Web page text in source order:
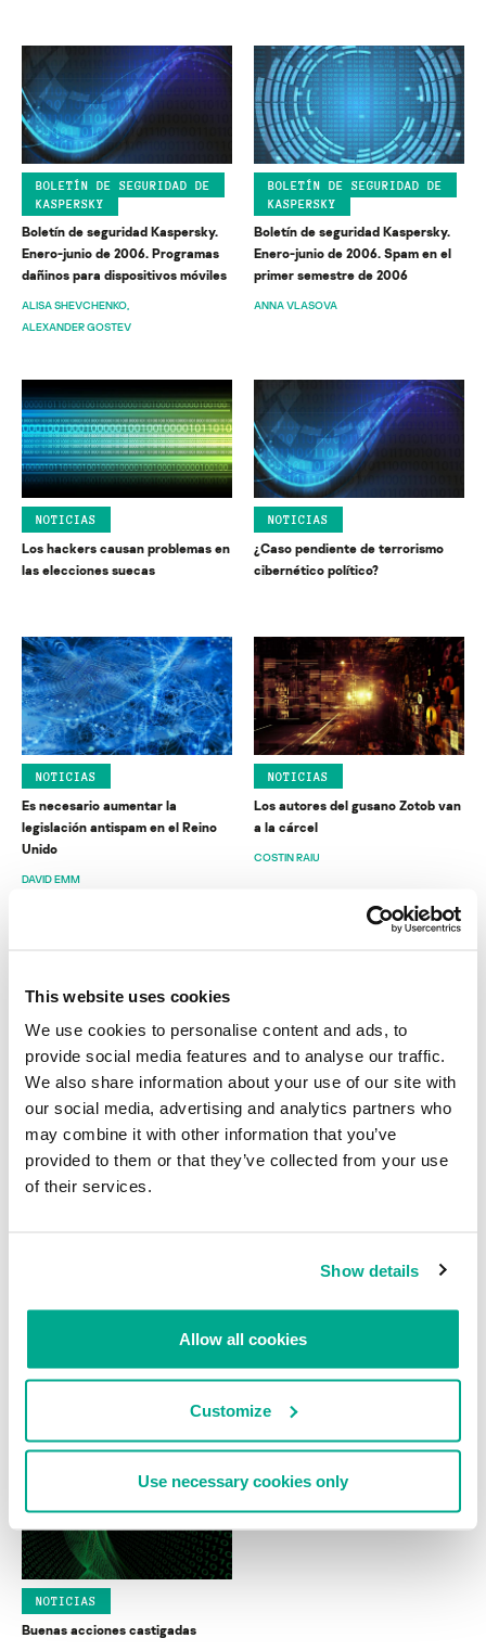
This website uses cookies
We use cookies to personalise content and ads, to
provide social media features and to analyse our traffic.
We also share information about your use of our site with
our social media, advertising and analytics partners who
may combine it with other information that you’ve
provided to them or that they’ve collected from your use
of their services.
Show details
Allow all cookies
Customize
Use necessary cookies only
BOLETÍN DE SEGURIDAD DE
KASPERSKY
Boletín de seguridad Kaspersky.
Enero-junio de 2006. Programas
dañinos para dispositivos móviles
ALISA SHEVCHENKO
ALEXANDER GOSTEV
BOLETÍN DE SEGURIDAD DE
KASPERSKY
Boletín de seguridad Kaspersky.
Enero-junio de 2006. Spam en el
primer semestre de 2006
ANNA VLASOVA
NOTICIAS
Los hackers causan problemas en
las elecciones suecas
NOTICIAS
¿Caso pendiente de terrorismo
cibernético político?
NOTICIAS
Es necesario aumentar la
legislación antispam en el Reino
Unido
DAVID EMM
NOTICIAS
Los autores del gusano Zotob van
a la cárcel
COSTIN RAIU
Una convincente muestra de
Estafas phishing: ¿Quien paga las
pérdidas?
DAVID EMM
Microsoft publicará nuevos
NOTICIAS
Los spammer apelan sentencia
NOTICIAS
Buenas acciones castigadas